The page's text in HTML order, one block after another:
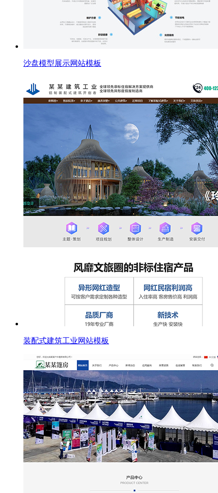
沙盘模型展示网站模板
装配式建筑工业网站模板